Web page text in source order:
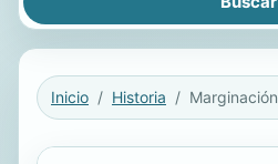
Inicio Historia